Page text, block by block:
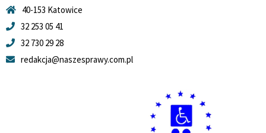
40-153 Katowice
32 253 05 41
32 730 29 28
redakcja@naszesprawy.com.pl